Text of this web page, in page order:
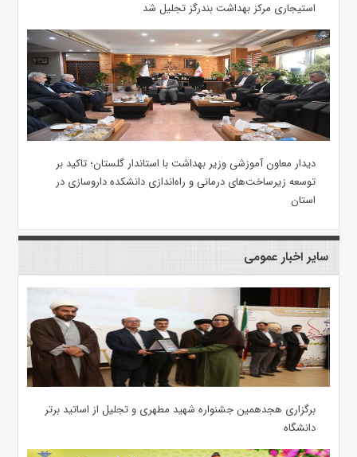
استیجاری مرکز بهداشت بندرگز تجلیل شد
دیدار معاون آموزشی وزیر بهداشت با استاندار گلستان؛ تاکید بر
توسعه زیرساخت‌های درمانی و راه‌اندازی دانشکده داروسازی در
استان
سایر اخبار عمومی
برگزاری هجدهمین جشنواره شهید مطهری و تجلیل از اساتید برتر
دانشگاه